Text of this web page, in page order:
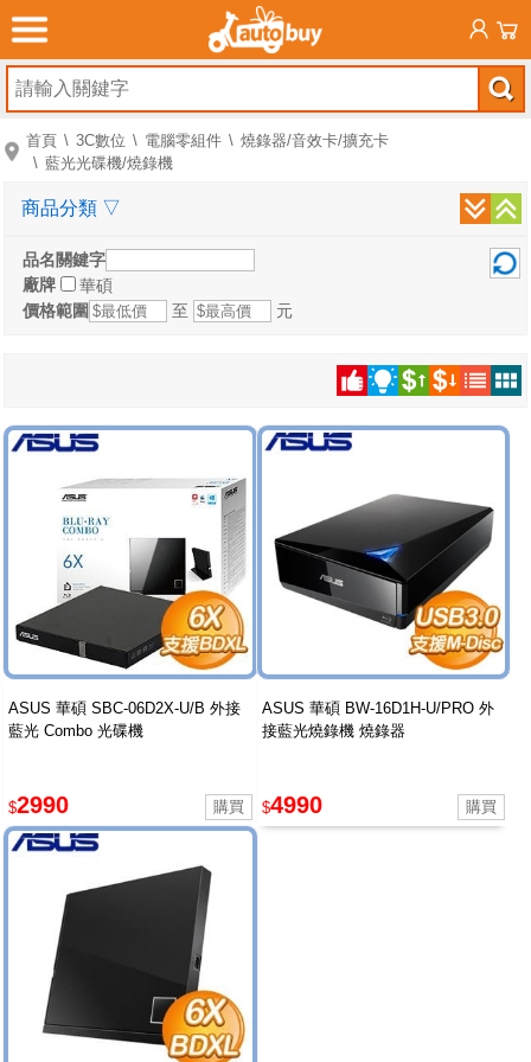
首頁 3C數位 電腦零組件
燒錄器/音效卡/擴充卡
藍光光碟機/燒錄機
品名關鍵字
廠牌
華碩
價格範圍
至 元
ASUS 華碩 SBC-06D2X-U/B 外接
藍光 Combo 光碟機
$2990
ASUS 華碩 BW-16D1H-U/PRO 外
接藍光燒錄機 燒錄器
$4990
商品分類 ▽